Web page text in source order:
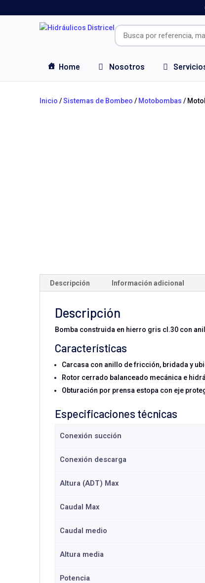
Home Nosotros
Inicio /Sistemas de Bombeo / Motobombas /
Descripción Información adicional
Descripción
Bomba construida en hierro gris cl.30 con
Características
Carcasa con anillo de fricción, bridada y
Rotor cerrado balanceado mecánica e
Obturación por prensa estopa con eje
Especificaciones técnicas
Conexión succión
Conexión descarga
Altura (ADT) Max
Caudal Max
Caudal medio
Altura media
Potencia